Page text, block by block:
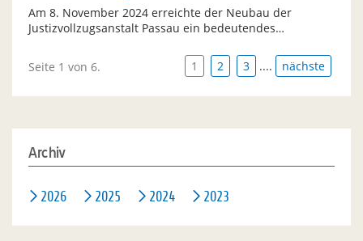
Am 8. November 2024 erreichte der Neubau der
Justizvollzugsanstalt Passau ein bedeutendes…
Seite 1 von 6. 1 2 3 .... nächste
Archiv
2026 2025 2024 2023